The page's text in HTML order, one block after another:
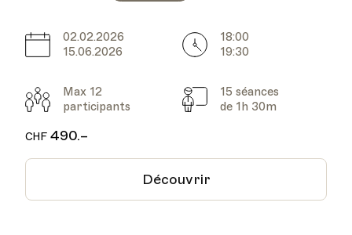
Date
02.02.2026
15.06.2026
Heure
18:00
19:30
Participants
Max 12
participants
Cours
15 séances
de 1h 30m
CHF490.–
Découvrir